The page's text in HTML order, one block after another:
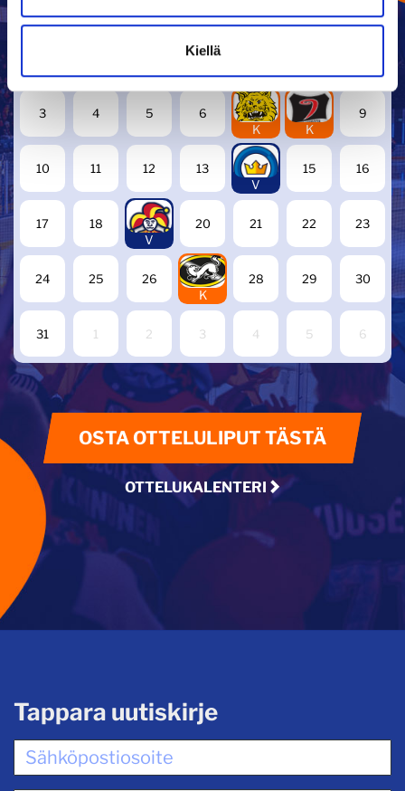
Kiellä
30
3 4 5 6
7
K
8
K
9
10 11 12 13
14
V
15 16
17 18
19
V
20 21 22 23
24 25 26
27
K
28 29 30
31 1 2 3 4 5 6
OSTA OTTELULIPUT TÄSTÄ
OTTELUKALENTERI
Tappara uutiskirje